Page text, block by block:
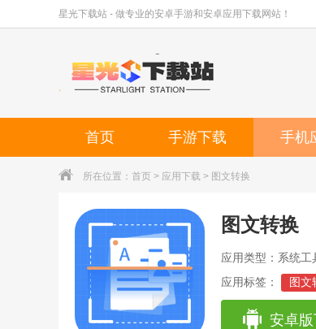
星光下载站 - 做专业的安卓手游和安卓应用下载网站！
首页 手游下载 手机
所在位置： 首页 > 应用下载 > 图文转换
图文转换
应用类型：系统工
应用标签：
图文
安卓